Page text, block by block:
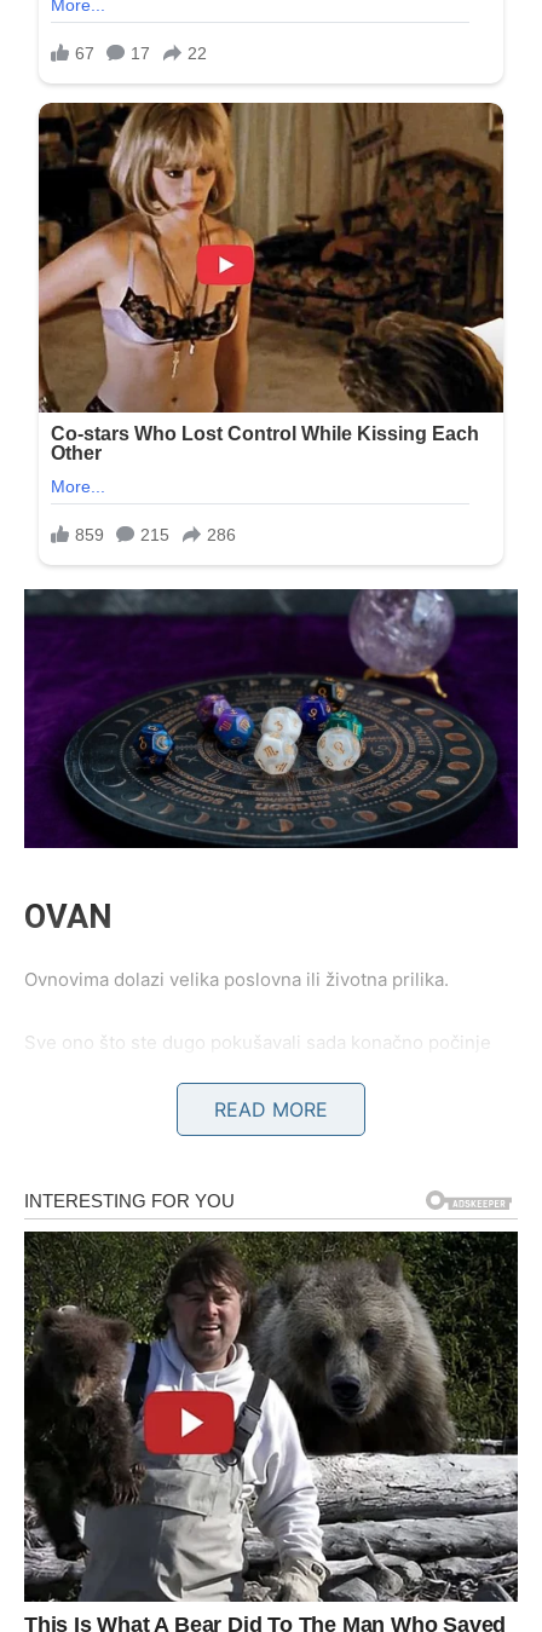
OVAN
Ovnovima dolazi velika poslovna ili životna prilika.
Sve ono što ste dugo pokušavali sada konačno počinje
Sudbina vam vraća vjeru u uspjeh
Pred vama su veoma važni trenuci.
BIK
Bikovima dolazi emotivni mir i osjećaj sigurnosti.
Jedna osoba sada jasno pokazuje koliko joj značite i
koliko želi ostati uz vas.
Ljubav vam konačno vraća osmijeh
Pred vama su veoma nježni i posebni trenuci.
BLIZANCI
READ MORE